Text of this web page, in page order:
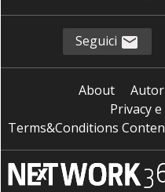
Seguici
About
Privacy
Terms&Conditions